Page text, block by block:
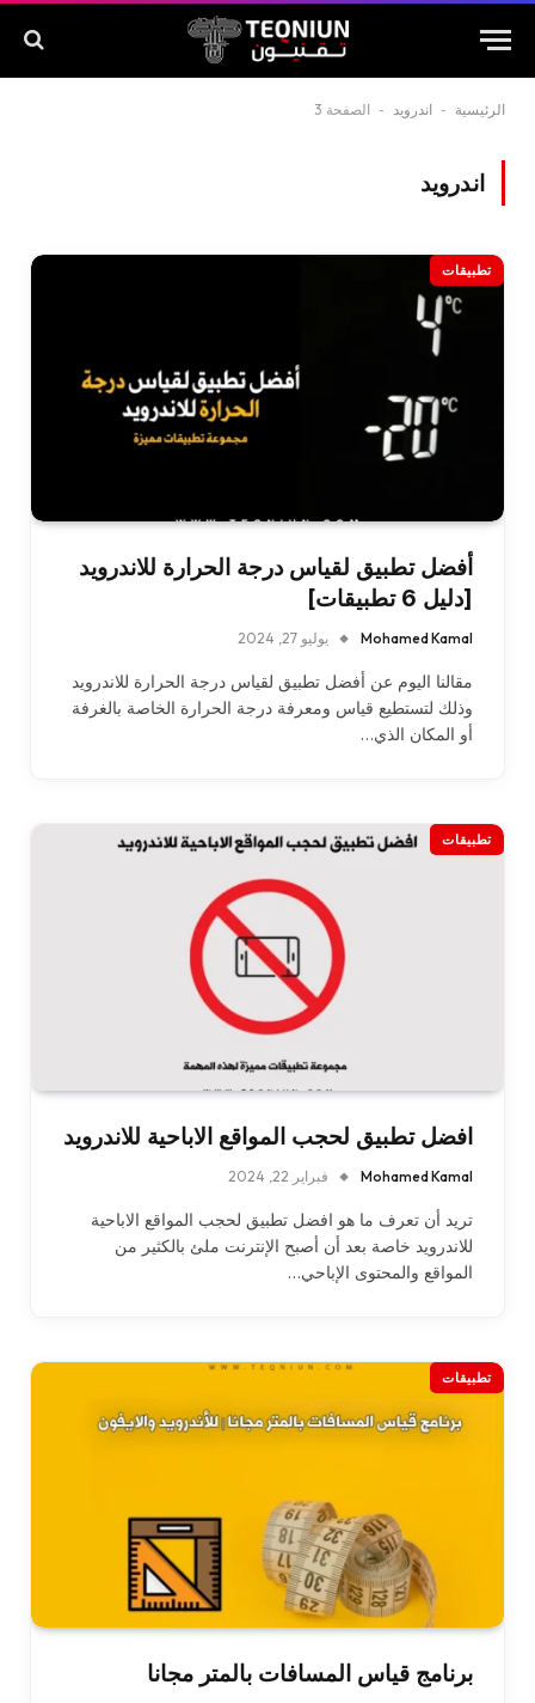
الرئيسية - اندرويد - الصفحة 3
اندرويد
تطبيقات
أفضل تطبيق لقياس درجة الحرارة للاندرويد
[دليل 6 تطبيقات]
Mohamed Kamal يوليو 27, 2024
مقالنا اليوم عن أفضل تطبيق لقياس درجة الحرارة للاندرويد
وذلك لتستطيع قياس ومعرفة درجة الحرارة الخاصة بالغرفة
أو المكان الذي…
تطبيقات
افضل تطبيق لحجب المواقع الاباحية للاندرويد
Mohamed Kamal فبراير 22, 2024
تريد أن تعرف ما هو افضل تطبيق لحجب المواقع الاباحية
للاندرويد خاصة بعد أن أصبح الإنترنت ملئ بالكثير من
المواقع والمحتوى الإباحي…
تطبيقات
برنامج قياس المسافات بالمتر مجانا